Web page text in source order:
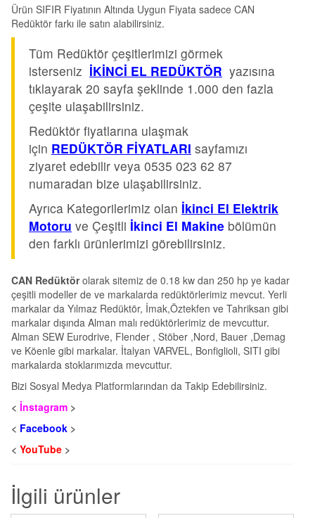
Ürün SIFIR Fiyatının Altında Uygun Fiyata sadece CAN
Redüktör farkı ile satın alabilirsiniz.
Tüm Redüktör çeşitlerimizi görmek
isterseniz İKİNCİ EL REDÜKTÖR yazısına
tıklayarak 20 sayfa şeklinde 1.000 den fazla
çeşite ulaşabilirsiniz.
Redüktör fiyatlarına ulaşmak
için REDÜKTÖR FİYATLARI sayfamızı
ziyaret edebilir veya 0535 023 62 87
numaradan bize ulaşabilirsiniz.
Ayrıca Kategorilerimiz olan İkinci El Elektrik
Motoru ve Çeşitli İkinci El Makine bölümün
den farklı ürünlerimizi görebilirsiniz.
CAN Redüktörolarak sitemiz de 0.18 kw dan 250 hp ye kadar
çeşitli modeller de ve markalarda redüktörlerimiz mevcut. Yerli
markalar da Yılmaz Redüktör, İmak,Öztekfen ve Tahriksan gibi
markalar dışında Alman malı redüktörlerimiz de mevcuttur.
Alman SEW Eurodrive, Flender , Stöber ,Nord, Bauer ,Demag
ve Köenle gibi markalar. İtalyan VARVEL, Bonfiglioli, SITI gibi
markalarda stoklarımızda mevcuttur.
Bizi Sosyal Medya Platformlarından da Takip Edebilirsiniz.
< İnstagram >
< Facebook >
< YouTube >
İlgili ürünler